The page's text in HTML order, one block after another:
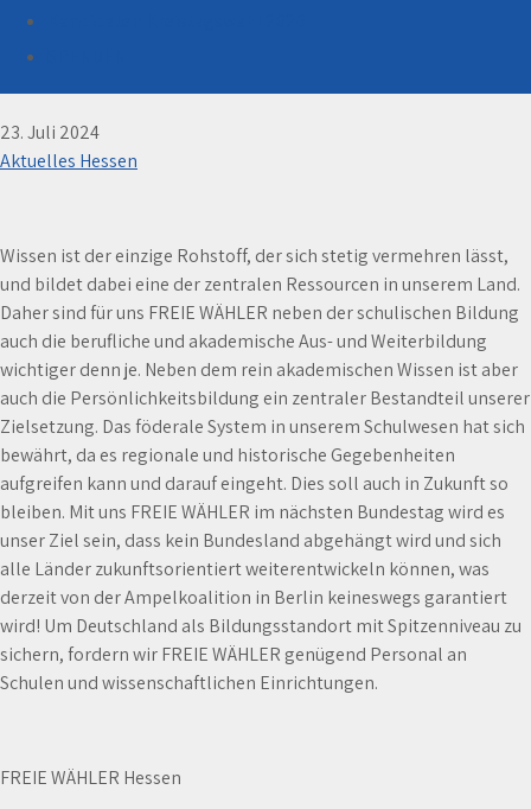
Bildungseinrichtungen stärken damit Deutschland
als Bildungsstandort mit Spitzenniveau erhalten
23. Juli 2024
Aktuelles Hessen
Wissen ist der einzige Rohstoff, der sich stetig vermehren lässt,
und bildet dabei eine der zentralen Ressourcen in unserem Land.
Daher sind für uns FREIE WÄHLER neben der schulischen Bildung
auch die berufliche und akademische Aus- und Weiterbildung
wichtiger denn je. Neben dem rein akademischen Wissen ist aber
auch die Persönlichkeitsbildung ein zentraler Bestandteil unserer
Zielsetzung. Das föderale System in unserem Schulwesen hat sich
bewährt, da es regionale und historische Gegebenheiten
aufgreifen kann und darauf eingeht. Dies soll auch in Zukunft so
bleiben. Mit uns FREIE WÄHLER im nächsten Bundestag wird es
unser Ziel sein, dass kein Bundesland abgehängt wird und sich
alle Länder zukunftsorientiert weiterentwickeln können, was
derzeit von der Ampelkoalition in Berlin keineswegs garantiert
wird! Um Deutschland als Bildungsstandort mit Spitzenniveau zu
sichern, fordern wir FREIE WÄHLER genügend Personal an
Schulen und wissenschaftlichen Einrichtungen.
FREIE WÄHLER Hessen